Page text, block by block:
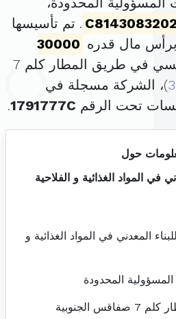
. تم تأسيسها
30000
، ويقع مقرها الرئيسي في طريق المطار كلم 7
)، الشركة مسجلة في
تحت الرقم 1791777C
.
حول
في المواد الغذائية و الفلاحية
المعدني في المواد الغذائية و
المحدودة
الجنوبية